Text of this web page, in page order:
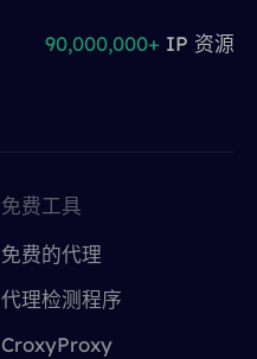
90,000,000+ IP 资源
免费工具
免费的代理
代理检测程序
CroxyProxy